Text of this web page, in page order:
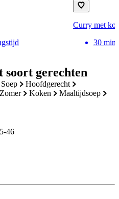
soort gerechten
soep
hoofdgerecht
zomer koken maaltijdsoep
46
Curry met
30 min